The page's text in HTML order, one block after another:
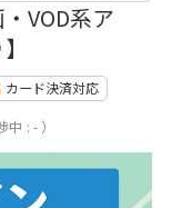
VOD系ア
カード決済対応
: - ）